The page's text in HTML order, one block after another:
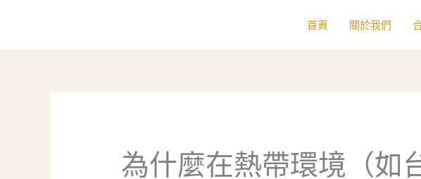
主
首頁 關於我們
為什麼在熱帶環境（如